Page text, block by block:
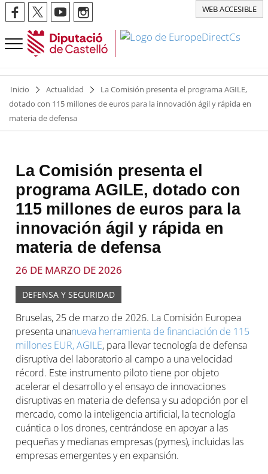
WEB ACCESIBLE
Inicio Actualidad
La Comisión presenta el programa AGILE,
dotado con 115 millones de euros para la innovación ágil y rápida en
materia de defensa
La Comisión presenta el
programa AGILE, dotado con
115 millones de euros para la
innovación ágil y rápida en
materia de defensa
26 DE MARZO DE 2026
DEFENSA Y SEGURIDAD
Bruselas, 25 de marzo de 2026. La Comisión Europea
presenta unanueva herramienta de financiación de 115
millones EUR, AGILE, para llevar tecnología de defensa
disruptiva del laboratorio al campo a una velocidad
récord. Este instrumento piloto tiene por objeto
acelerar el desarrollo y el ensayo de innovaciones
disruptivas en materia de defensa y su adopción por el
mercado, como la inteligencia artificial, la tecnología
cuántica o los drones, centrándose en apoyar a las
pequeñas y medianas empresas (pymes), incluidas las
empresas emergentes y en expansión.